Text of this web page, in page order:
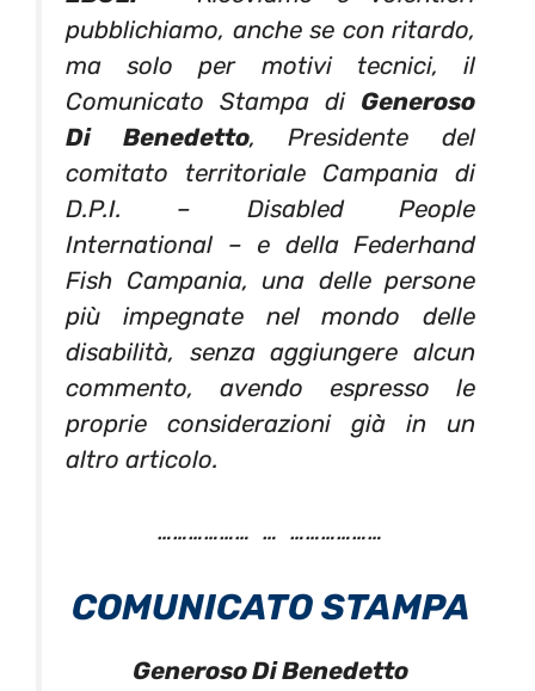
pubblichiamo, anche se con ritardo,
ma solo per motivi tecnici, il
Comunicato Stampa di Generoso
Di Benedetto, Presidente del
comitato territoriale Campania di
D.P.I. – Disabled People
International – e della Federhand
Fish Campania, una delle persone
più impegnate nel mondo delle
disabilità, senza aggiungere alcun
commento, avendo espresso le
proprie considerazioni già in un
altro articolo.
……………… … ………………
COMUNICATO STAMPA
Generoso Di Benedetto